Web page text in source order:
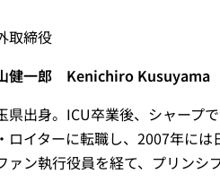
取締役
健一郎 Kenichiro Kusuyama
県出身。ICU卒業後、シャープ
ロイターに転職し、2007年に
ァン執行役員を経て、プリンシ